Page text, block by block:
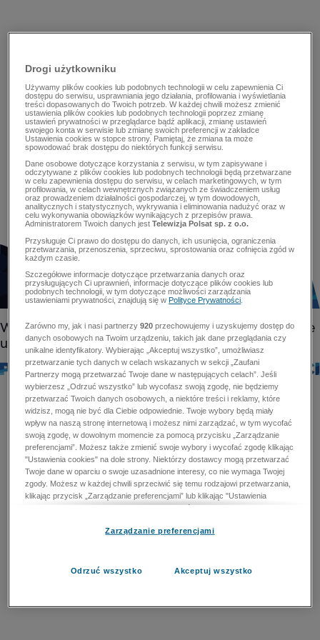
Drogi użytkowniku
Używamy plików cookies lub podobnych technologii w celu zapewnienia Ci
dostępu do serwisu, usprawniania jego działania, profilowania i wyświetlania
treści dopasowanych do Twoich potrzeb. W każdej chwili możesz zmienić
ustawienia plików cookies lub podobnych technologii poprzez zmianę
ustawień prywatności w przeglądarce bądź aplikacji, zmianę ustawień
swojego konta w serwisie lub zmianę swoich preferencji w zakładce
Ustawienia cookies w stopce strony. Pamiętaj, że zmiana ta może
spowodować brak dostępu do niektórych funkcji serwisu.
Dane osobowe dotyczące korzystania z serwisu, w tym zapisywane i
odczytywane z plików cookies lub podobnych technologii będą przetwarzane
w celu zapewnienia dostępu do serwisu, w celach marketingowych, w tym
profilowania, w celach wewnętrznych związanych ze świadczeniem usług
oraz prowadzeniem działalności gospodarczej, w tym dowodowych,
analitycznych i statystycznych, wykrywania i eliminowania nadużyć oraz w
celu wykonywania obowiązków wynikających z przepisów prawa.
Administratorem Twoich danych jestTelewizja Polsat sp. z o.o.
Przysługuje Ci prawo do dostępu do danych, ich usunięcia, ograniczenia
przetwarzania, przenoszenia, sprzeciwu, sprostowania oraz cofnięcia zgód w
każdym czasie.
Szczegółowe informacje dotyczące przetwarzania danych oraz
przysługujących Ci uprawnień, informacje dotyczące plików cookies lub
podobnych technologii, w tym dotyczące możliwości zarządzania
ustawieniami prywatności, znajdują się wPolityce Prywatności
Zarówno my, jak i nasi partnerzy920 przechowujemy i uzyskujemy dostęp do
danych osobowych na Twoim urządzeniu, takich jak dane przeglądania czy
unikalne identyfikatory. Wybierając „Akceptuj wszystko”, umożliwiasz
przetwarzanie tych danych w celach wskazanych w sekcji „Zaufani
Partnerzy mogą przetwarzać Twoje dane w następujących celach”. Jeśli
wybierzesz „Odrzuć wszystko” lub wycofasz swoją zgodę, nie będziemy
przetwarzać Twoich danych osobowych, a niektóre treści i reklamy, które
widzisz, mogą nie być dla Ciebie odpowiednie. Twoje wybory będą miały
wpływ na naszą stronę internetową i możesz nimi zarządzać, w tym wycofać
swoją zgodę, w dowolnym momencie za pomocą przycisku „Zarządzanie
preferencjami”. Możesz także zmienić swoje wybory i wycofać zgodę klikając
"Ustawienia cookies" na dole strony. Niektórzy dostawcy mogą przetwarzać
Twoje dane w oparciu o swoje uzasadnione interesy, co nie wymaga Twojej
zgody. Możesz w każdej chwili sprzeciwić się temu rodzajowi przetwarzania,
klikając przycisk „Zarządzanie preferencjami” lub klikając "Ustawienia
cookies" na dole strony. Nie możesz sprzeciwić się przetwarzaniu przez
zapobiegania oszustwom i naprawiania błędów, a w tym celu mogą zostać
przetwarzaniu danych osobowych w celu dostarczania i prezentacji reklam i
Zarządzanie preferencjami
Odrzuć wszystko Akceptuj wszystko